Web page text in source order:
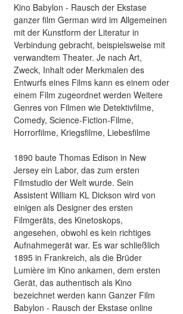
Kino Babylon - Rausch der Ekstase
ganzer film German wird im Allgemeinen
mit der Kunstform der Literatur in
Verbindung gebracht, beispielsweise mit
verwandtem Theater. Je nach Art,
Zweck, Inhalt oder Merkmalen des
Entwurfs eines Films kann es einem oder
einem Film zugeordnet werden Weitere
Genres von Filmen wie Detektivfilme,
Comedy, Science-Fiction-Filme,
Horrorfilme, Kriegsfilme, Liebesfilme
1890 baute Thomas Edison in New
Jersey ein Labor, das zum ersten
Filmstudio der Welt wurde. Sein
Assistent William KL Dickson wird von
einigen als Designer des ersten
Filmgeräts, des Kinetoskops,
angesehen, obwohl es kein richtiges
Aufnahmegerät war. Es war schließlich
1895 in Frankreich, als die Brüder
Lumière im Kino ankamen, dem ersten
Gerät, das authentisch als Kino
bezeichnet werden kann Ganzer Film
Babylon - Rausch der Ekstase online